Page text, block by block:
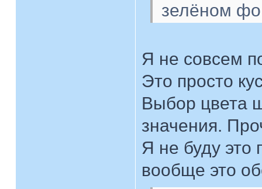
зелёном
Я не совсем
Это просто
Выбор цвета
значения.
Я не буду это
вообще это